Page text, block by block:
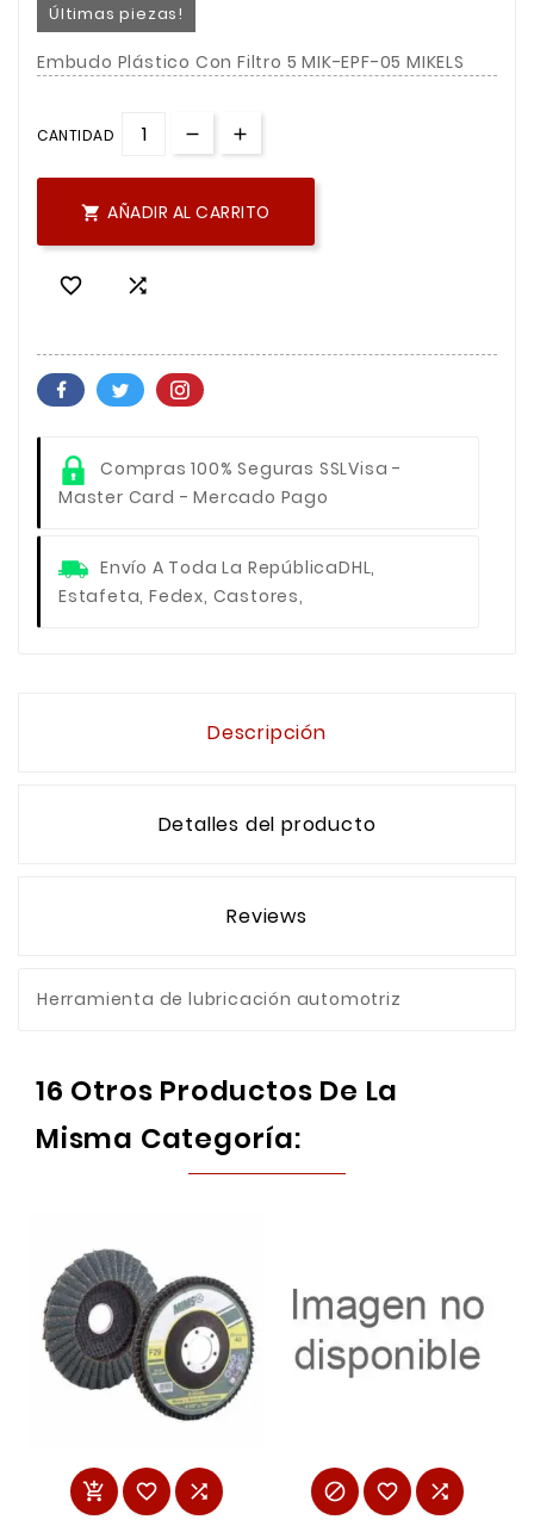
Últimas piezas!
Embudo Plástico Con Filtro 5 MIK-EPF-05 MIKELS
CANTIDAD
 AÑADIR AL CARRITO
 
Compras 100% Seguras SSLVisa -
Master Card - Mercado Pago
Envío A Toda La RepúblicaDHL,
Estafeta, Fedex, Castores,
Descripción
Detalles del producto
Reviews
Herramienta de lubricación automotriz
16 Otros Productos De La
Misma Categoría:
     